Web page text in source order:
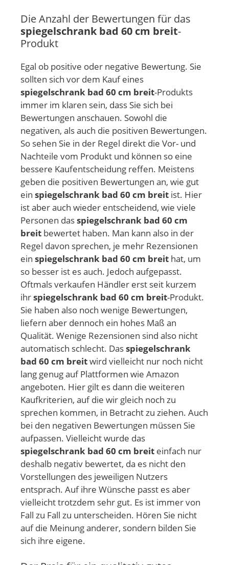
Die Anzahl der Bewertungen für das
spiegelschrank bad 60 cm breit-
Produkt
Egal ob positive oder negative Bewertung. Sie
sollten sich vor dem Kauf eines
spiegelschrank bad 60 cm breit-Produkts
immer im klaren sein, dass Sie sich bei
Bewertungen anschauen. Sowohl die
negativen, als auch die positiven Bewertungen.
So sehen Sie in der Regel direkt die Vor- und
Nachteile vom Produkt und können so eine
bessere Kaufentscheidung reffen. Meistens
geben die positiven Bewertungen an, wie gut
ein spiegelschrank bad 60 cm breit ist. Hier
ist aber auch wieder entscheidend, wie viele
Personen dasspiegelschrank bad 60 cm
breit bewertet haben. Man kann also in der
Regel davon sprechen, je mehr Rezensionen
ein spiegelschrank bad 60 cm breit hat, um
so besser ist es auch. Jedoch aufgepasst.
Oftmals verkaufen Händler erst seit kurzem
ihrspiegelschrank bad 60 cm breit-Produkt.
Sie haben also noch wenige Bewertungen,
liefern aber dennoch ein hohes Maß an
Qualität. Wenige Rezensionen sind also nicht
automatisch schlecht. Dasspiegelschrank
bad 60 cm breitwird vielleicht nur noch nicht
lang genug auf Plattformen wie Amazon
angeboten. Hier gilt es dann die weiteren
Kaufkriterien, auf die wir gleich noch zu
sprechen kommen, in Betracht zu ziehen. Auch
bei den negativen Bewertungen müssen Sie
aufpassen. Vielleicht wurde das
spiegelschrank bad 60 cm breit einfach nur
deshalb negativ bewertet, da es nicht den
Vorstellungen des jeweiligen Nutzers
entsprach. Auf ihre Wünsche passt es aber
vielleicht trotzdem sehr gut. Es ist immer von
Fall zu Fall zu unterscheiden. Hören Sie nicht
auf die Meinung anderer, sondern bilden Sie
sich ihre eigene.